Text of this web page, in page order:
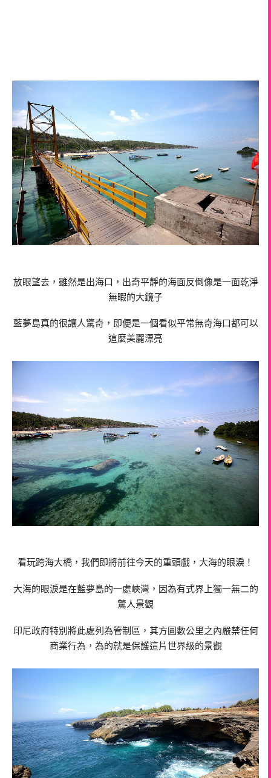
放眼望去，雖然是出海口，出奇平靜的海面反倒像是一面乾淨
無暇的大鏡子
藍夢島真的很讓人驚奇，即便是一個看似平常無奇海口都可以
這麼美麗漂亮
看玩跨海大橋，我們即將前往今天的重頭戲，大海的眼淚！
大海的眼淚是在藍夢島的一處峽灣，因為有式界上獨一無二的
驚人景觀
印尼政府特別將此處列為管制區，其方圓數公里之內嚴禁任何
商業行為，為的就是保護這片世界級的景觀